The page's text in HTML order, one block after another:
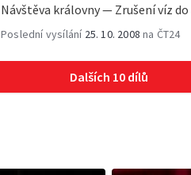
Návštěva královny — Zrušení víz do
Poslední vysílání 25. 10. 2008 na ČT24
Dalších 10 dílů